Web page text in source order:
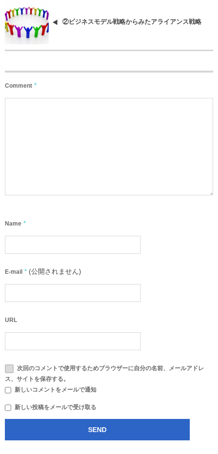
②ビジネスモデル戦略からみたアライアンス戦略
Comment *
Name *
E-mail * (公開されません)
URL
次回のコメントで使用するためブラウザーに自分の名前、メールアドレ
ス、サイトを保存する。
新しいコメントをメールで通知
新しい投稿をメールで受け取る